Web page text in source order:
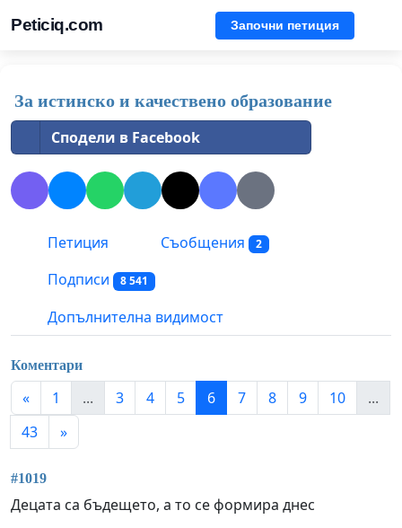
Peticiq.com Започни петиция
За истинско и качествено образование
Сподели в Facebook
Петиция Съобщения 2
Подписи 8 541
Допълнителна видимост
Коментари
« 1 ... 3 4 5 6 7 8 9 10
...
43
»
#1019
Децата са бъдещето, а то се формира днес